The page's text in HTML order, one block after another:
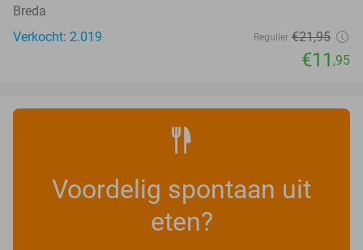
Breda
Verkocht: 2.019
Regulier €21,95
€11 ,95
Voordelig spontaan uit
eten?